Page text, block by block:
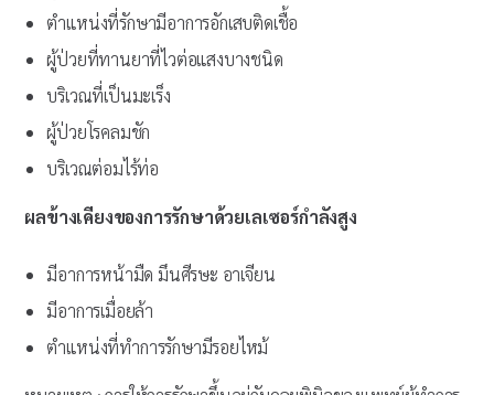
ตำแหน่งที่รักษามีอาการอักเสบติดเชื้อ
ผู้ป่วยที่ทานยาที่ไวต่อแสงบางชนิด
บริเวณที่เป็นมะเร็ง
ผู้ป่วยโรคลมชัก
บริเวณต่อมไร้ท่อ
ผลข้างเคียงของการรักษาด้วยเลเซอร์กำลังสูง
มีอาการหน้ามืด มึนศีรษะ อาเจียน
มีอาการเมื่อยล้า
ตำแหน่งที่ทำการรักษามีรอยไหม้